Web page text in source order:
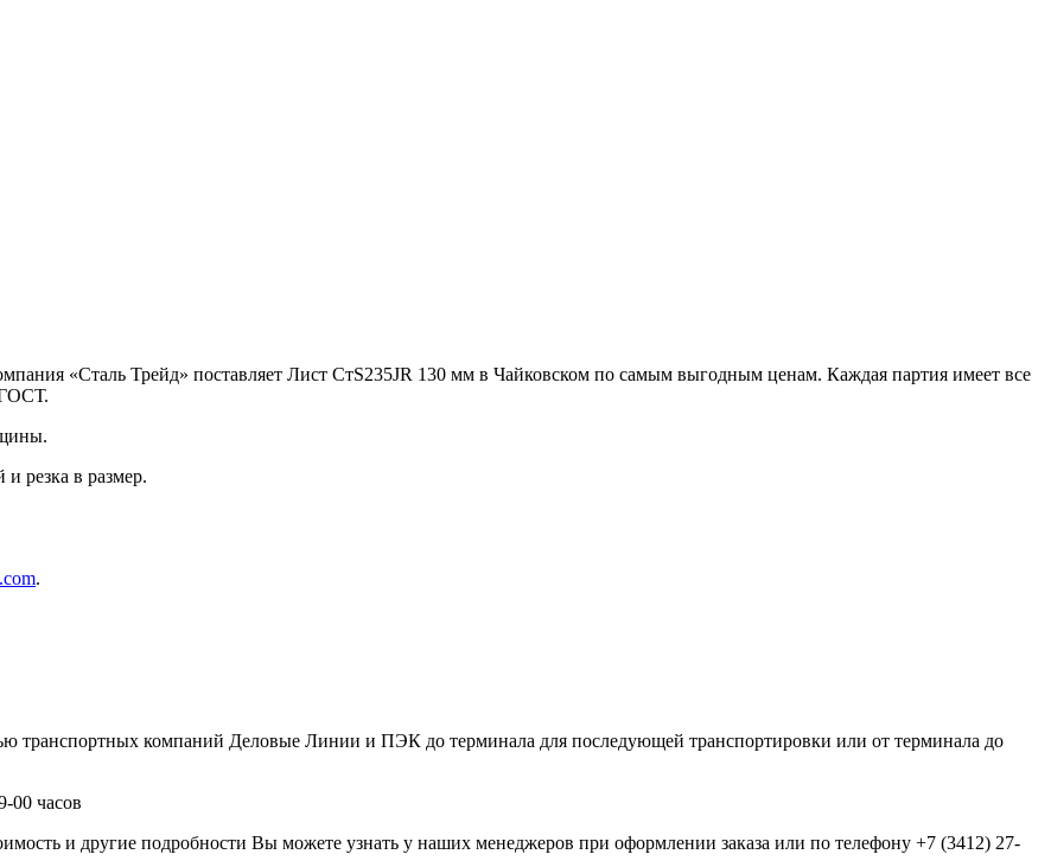
«Сталь Трейд» поставляет Лист СтS235JR 130 мм в Чайковском по самым выгодным ценам. Каждая партия имеет все
ГОСТ.
резка в размер.
.
транспортных компаний Деловые Линии и ПЭК до терминала для последующей транспортировки или от терминала до
00 часов
и другие подробности Вы можете узнать у наших менеджеров при оформлении заказа или по телефону +7 (3412) 27-